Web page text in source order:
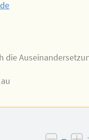
die